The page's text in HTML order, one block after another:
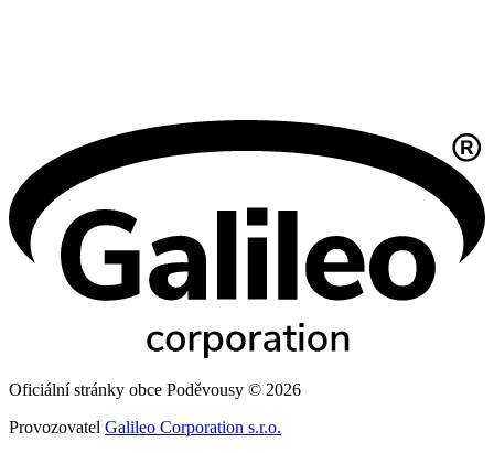
Oficiální stránky obce Poděvousy © 2026
Provozovatel Galileo Corporation s.r.o.